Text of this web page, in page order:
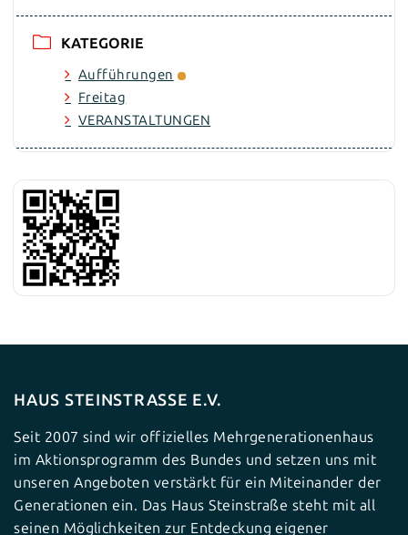
KATEGORIE
Aufführungen
Freitag
VERANSTALTUNGEN
HAUS STEINSTRASSE E.V.
Seit 2007 sind wir offizielles Mehrgenerationenhaus
im Aktionsprogramm des Bundes und setzen uns mit
unseren Angeboten verstärkt für ein Miteinander der
Generationen ein. Das Haus Steinstraße steht mit all
seinen Möglichkeiten zur Entdeckung eigener